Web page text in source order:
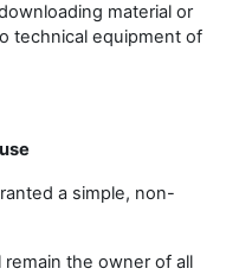
material or
technical equipment of
a simple, non-
the owner of all